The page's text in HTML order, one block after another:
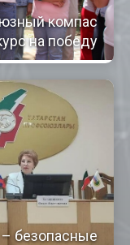
компас
на победу
безопасные